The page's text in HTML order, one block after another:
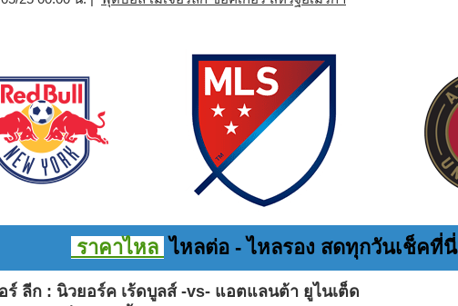
ราคาไหล ไหลต่อ - ไหลรอง สดทุกวันเช็คที่นี่
ร์ ลีก : นิวยอร์ค เร้ดบูลส์ -vs- แอตแลนต้า ยูไนเต็ด